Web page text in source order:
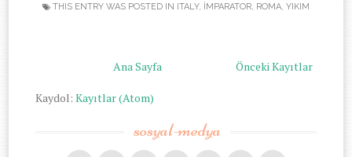
THIS ENTRY WAS POSTED IN ITALY, İMPARATOR, ROMA, YIKIM
Önceki Kayıtlar
Ana Sayfa
Kaydol:Kayıtlar (Atom)
sosyal-medya